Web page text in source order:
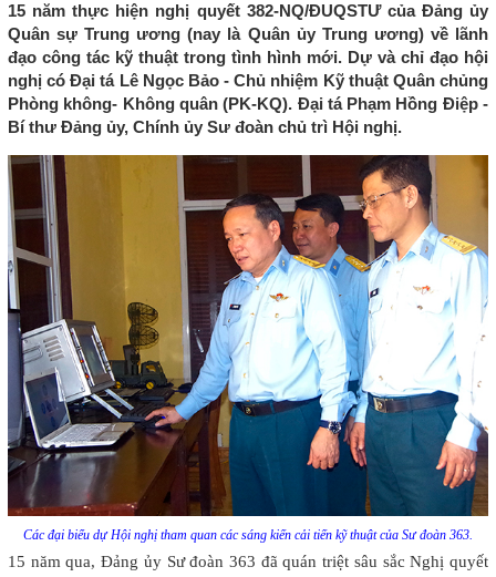
15 năm thực hiện nghị quyết 382-NQ/ĐUQSTƯ của Đảng ủy
Quân sự Trung ương (nay là Quân ủy Trung ương) về lãnh
đạo công tác kỹ thuật trong tình hình mới. Dự và chỉ đạo hội
nghị có Đại tá Lê Ngọc Bảo - Chủ nhiệm Kỹ thuật Quân chủng
Phòng không- Không quân (PK-KQ). Đại tá Phạm Hồng Điệp -
Bí thư Đảng ủy, Chính ủy Sư đoàn chủ trì Hội nghị.
Các đại biểu dự Hội nghị tham quan các sáng kiến cải tiến kỹ thuật của Sư đoàn 363.
15 năm qua, Đảng ủy Sư đoàn 363 đã quán triệt sâu sắc Nghị quyết